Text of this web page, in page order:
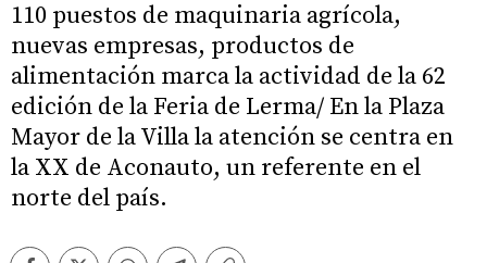
110 puestos de maquinaria agrícola,
nuevas empresas, productos de
alimentación marca la actividad de la 62
edición de la Feria de Lerma/ En la Plaza
Mayor de la Villa la atención se centra en
la XX de Aconauto, un referente en el
norte del país.